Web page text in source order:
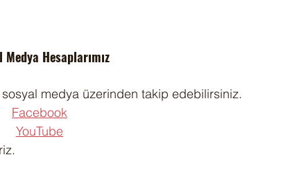
Medya Hesaplarımız
medya üzerinden takip edebilirsiniz.
Facebook
YouTube